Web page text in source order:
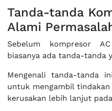
Tanda-tanda
Alami
Sebelum kompresor
biasanya ada tanda-tanda
Mengenali tanda-tanda
untuk mengambil
kerusakan lebih lanjut